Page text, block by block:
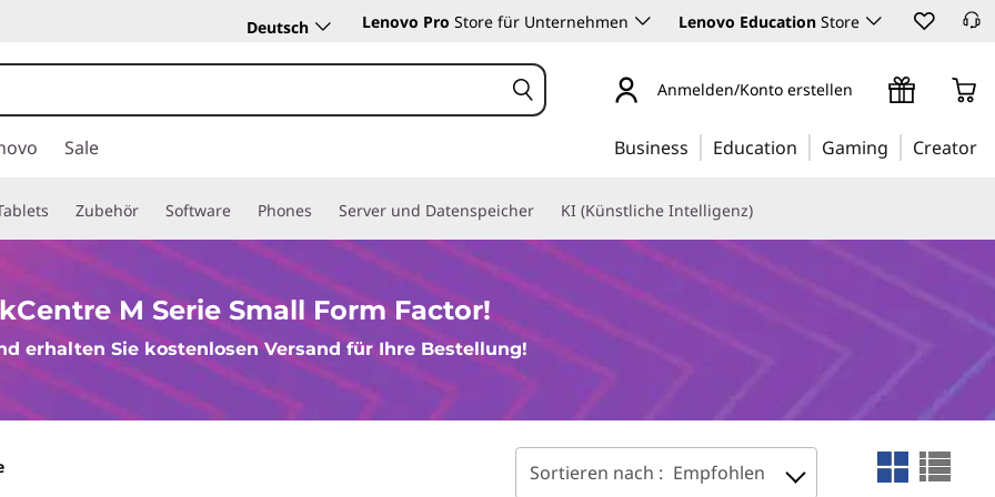
Deutsch Lenovo Pro Store für Unternehmen Lenovo Education Store
Anmelden/Konto erstellen
Sale Business Education Gaming Creator
Zubehör Software Phones Server und Datenspeicher KI (Künstliche Intelligenz)
M Serie Small Form Factor!
erhalten Sie kostenlosen Versand für Ihre Bestellung!
Sortieren nach : Empfohlen